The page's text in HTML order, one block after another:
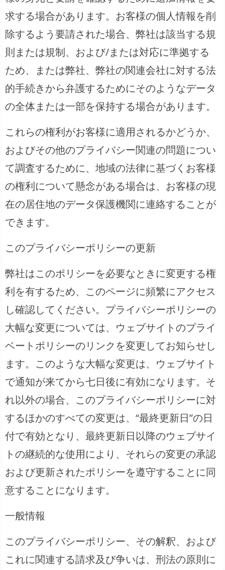
求する場合があります。お客様の個人情報を削
除するよう要請された場合、弊社は該当する規
則または規制、および/または対応に準拠する
ため、または弊社、弊社の関連会社に対する法
的手続きから弁護するためにそのようなデータ
の全体または一部を保持する場合があります。
これらの権利がお客様に適用されるかどうか、
およびその他のプライバシー関連の問題につい
て調査するために、地域の法律に基づくお客様
の権利について懸念がある場合は、お客様の現
在の居住地のデータ保護機関に連絡することが
できます。
このプライバシーポリシーの更新
弊社はこのポリシーを必要なときに変更する権
利を有するため、このページに頻繁にアクセス
し確認してください。プライバシーポリシーの
大幅な変更については、ウェブサイトのプライ
ベートポリシーのリンクを変更してお知らせし
ます。このような大幅な変更は、ウェブサイト
で通知が来てから七日後に有効になります。そ
れ以外の場合、このプライバシーポリシーに対
するほかのすべての変更は、“最終更新日”の日
付で有効となり、最終更新日以降のウェブサイ
トの継続的な使用により、それらの変更の承認
および更新されたポリシーを遵守することに同
意することになります。
一般情報
このプライバシーポリシー、その解釈、および
これに関連する請求及び争いは、刑法の原則に